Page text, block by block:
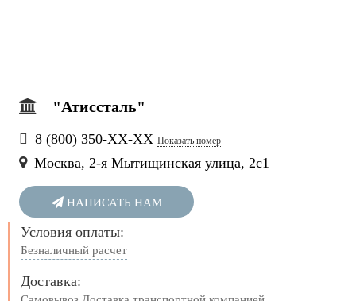
"Атиссталь"
8 (800) 350-ХХ-ХХ Показать номер
Москва, 2-я Мытищинская улица, 2с1
НАПИСАТЬ НАМ
Условия оплаты:
Безналичный расчет
Доставка: